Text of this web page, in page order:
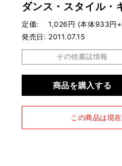
ダンス・スタイル
定価
1,026円 (本体933円+
発売日
2011.07.15
その他書誌情報
雑誌
仕様 A4変形判 / 128ペー
商品を購入する
この商品は現